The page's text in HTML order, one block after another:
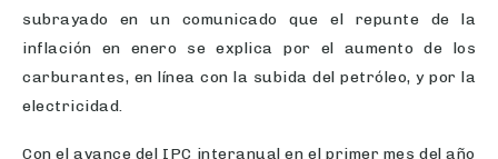
inflación en enero se explica por el aumento de los
carburantes, en línea con la subida del petróleo, y por la
electricidad.
2025, la inflación encadena cuatromesesconsecutivos